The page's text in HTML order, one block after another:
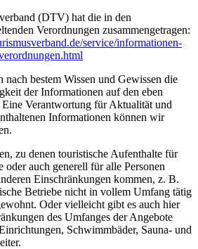
(DTV) hat die in den
Verordnungen zusammengetragen:
­service/­informationen-
bestem Wissen und Gewissen die
der Informationen auf den eben
Eine Verantwortung für Aktualität und
Informationen können wir
zu denen touristische Aufenthalte für
oder auch generell für alle Personen
Einschränkungen kommen, z. B.
Betriebe nicht in vollem Umfang tätig
Oder vielleicht gibt es auch hier
des Umfanges der Angebote
Schwimmbäder, Sauna- und